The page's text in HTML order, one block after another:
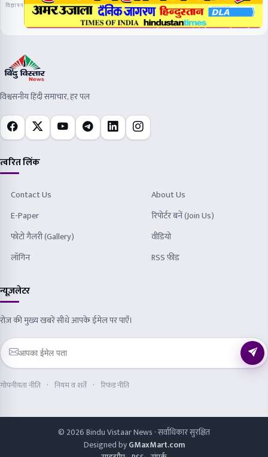
विज्ञापन
विश्वसनीय हिंदी समाचार, हर पल
त्वरित लिंक
Contact Us
About Us
E-Paper
रिपोर्टर बनें (Join Us)
फोटो गैलरी (Gallery)
वीडियो
लॉगिन
RSS फ़ीड
न्यूज़लेटर
रोज़ की मुख्य खबरें सीधे आपके ईमेल पर पाएँ।
गोपनीयता नीति नियम व शर्तें रिफंड नीति
© 2026 Bindu Vistaar News · सर्वाधिकार सुरक्षित
Designed byGMaxMart.com